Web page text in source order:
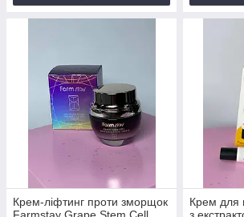
Крем-ліфтинг проти зморщок
Крем для